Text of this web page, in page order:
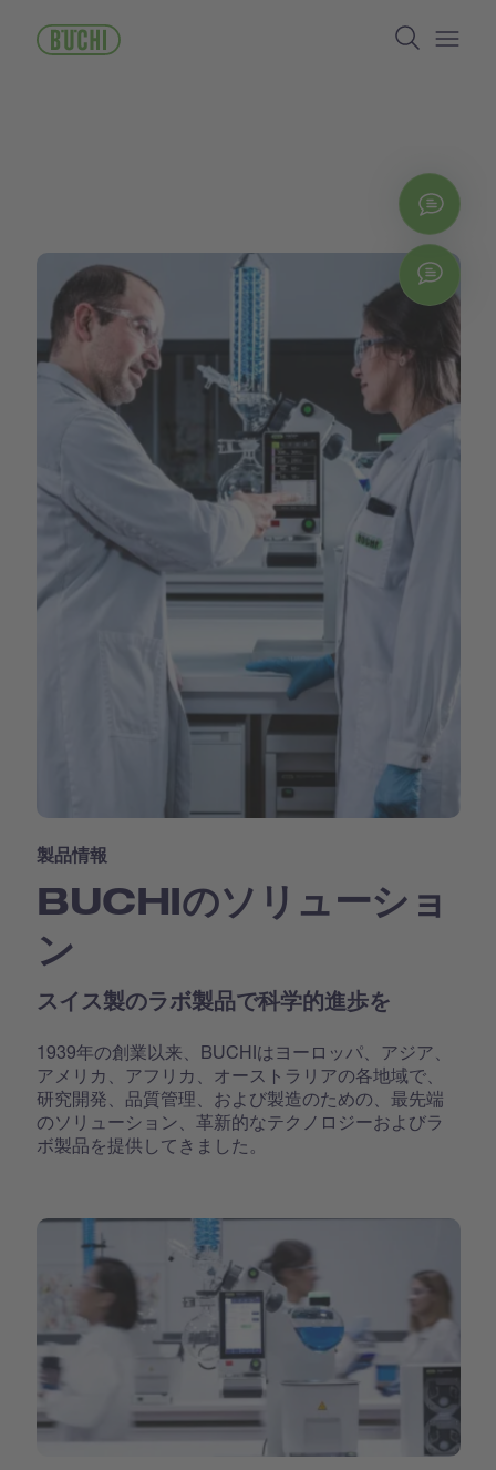
Search
製品情報
BUCHIのソリューショ
ン
スイス製のラボ製品で科学的進歩を
1939年の創業以来、BUCHIはヨーロッパ、アジア、
アメリカ、アフリカ、オーストラリアの各地域で、
研究開発、品質管理、および製造のための、最先端
のソリューション、革新的なテクノロジーおよびラ
ボ製品を提供してきました。